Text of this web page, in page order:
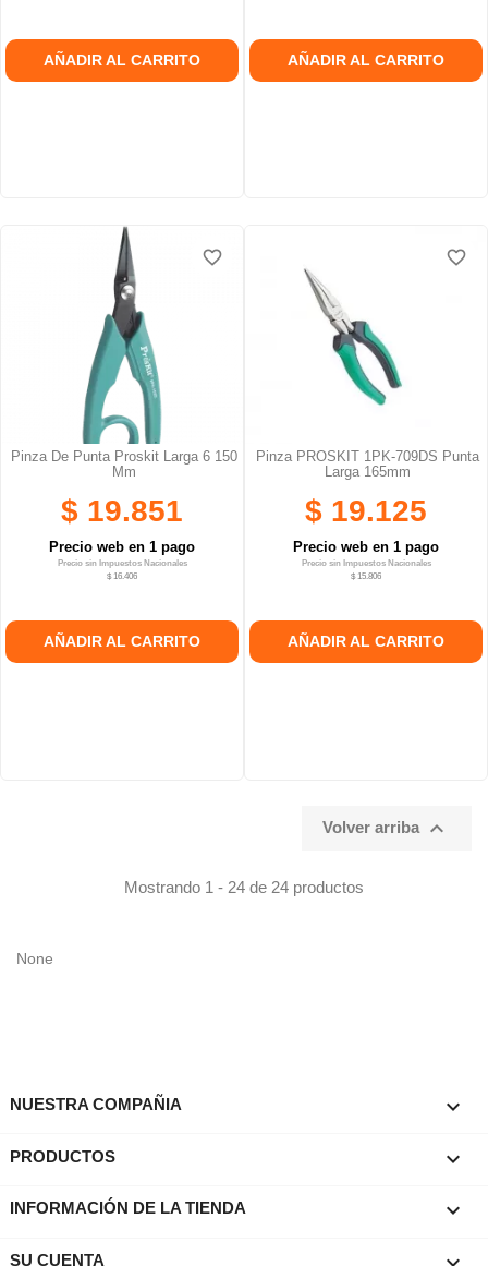
AÑADIR AL CARRITO AÑADIR AL CARRITO
Pinza De Punta Proskit Larga 6 150
Mm
$ 19.851
Precio web en 1 pago
Precio sin Impuestos Nacionales
$ 16.406
AÑADIR AL CARRITO
favorite_border
favorite_border
Pinza PROSKIT 1PK-709DS Punta
Larga 165mm
$ 19.125
Precio web en 1 pago
Precio sin Impuestos Nacionales
$ 15.806
AÑADIR AL CARRITO
favorite_border
favorite_border
Volver arriba 
Mostrando 1 - 24 de 24 productos
None
NUESTRA COMPAÑIA 
PRODUCTOS 
INFORMACIÓN DE LA TIENDA keyboard_arrow_down
SU CUENTA